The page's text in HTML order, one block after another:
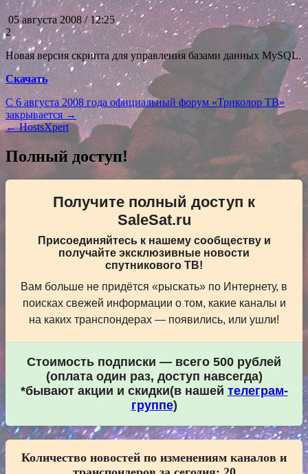
05 августа 2008 / 12:25
2
Новая версия скрипта для управления базами данных MySQL.
Скачать
Навигация
по
записям
С 6 августа 2008 года официальный форум «Триколор ТВ»
закрывается →
← HostsXpert
Полный доступ!
Получите полный доступ к
SaleSat.ru
Присоединяйтесь к нашему сообществу и
получайте эксклюзивные новости
спутникового ТВ!
Вам больше не придётся «рыскать» по Интернету, в
поисках свежей информации о том, какие каналы и
на каких транспондерах — появились, или ушли!
Стоимость подписки — всего 500 рублей
(оплата один раз, доступ навсегда)
*бывают акции и скидки(в нашей телеграм-
группе)
Количество новостей по изменениям каналов и